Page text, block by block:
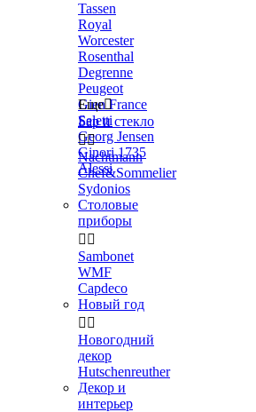
Tassen
Royal
Worcester
Rosenthal
Degrenne
Peugeot
Gien France
Seletti
Georg Jensen
Ginori 1735
Alessi
Еще
Бар и стекло

Nachtmann
Chef&Sommelier
Sydonios
Столовые
приборы
 
Sambonet
WMF
Capdeco
Новый год
 
Новогодний
декор
Hutschenreuther
Декор и
интерьер